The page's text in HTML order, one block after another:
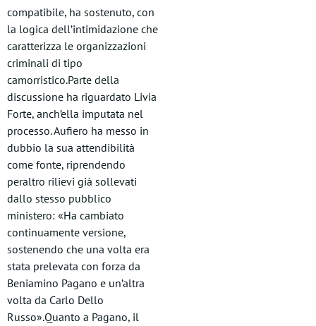
compatibile, ha sostenuto, con
la logica dell’intimidazione che
caratterizza le organizzazioni
criminali di tipo
camorristico.Parte della
discussione ha riguardato Livia
Forte, anch’ella imputata nel
processo. Aufiero ha messo in
dubbio la sua attendibilità
come fonte, riprendendo
peraltro rilievi già sollevati
dallo stesso pubblico
ministero: «Ha cambiato
continuamente versione,
sostenendo che una volta era
stata prelevata con forza da
Beniamino Pagano e un’altra
volta da Carlo Dello
Russo».Quanto a Pagano, il